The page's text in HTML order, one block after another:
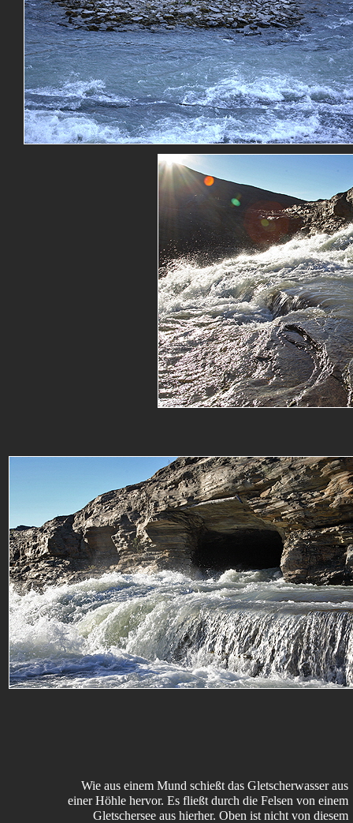
Wie aus einem Mund schießt das Gletscherwasser aus
einer Höhle hervor. Es fließt durch die Felsen von einem
Gletschersee aus hierher. Oben ist nicht von diesem